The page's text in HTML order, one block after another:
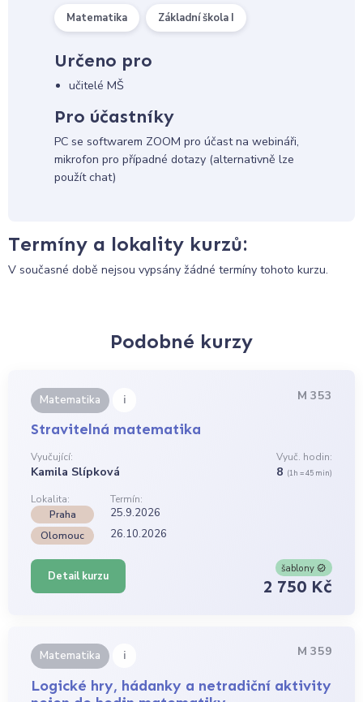
Matematika Základní škola I
Určeno pro
učitelé MŠ
Pro účastníky
PC se softwarem ZOOM pro účast na webináři,
mikrofon pro případné dotazy (alternativně lze
použít chat)
Termíny a lokality kurzů:
V současné době nejsou vypsány žádné termíny tohoto kurzu.
Podobné kurzy
Matematika i M 353
Stravitelná matematika
Vyučující:
Kamila Slípková
Vyuč. hodin:
8 (1h = 45 min)
Lokalita:
Termín:
Praha
25.9.2026
Olomouc 26.10.2026
Detail kurzu
šablony
2 750 Kč
Matematika i M 359
Logické hry, hádanky a netradiční aktivity